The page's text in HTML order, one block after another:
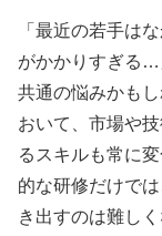
「最近の若手は
がかかりすぎる…
共通の悩みかも
おいて、市場や
るスキルも常に
的な研修だけで
き出すのは難し